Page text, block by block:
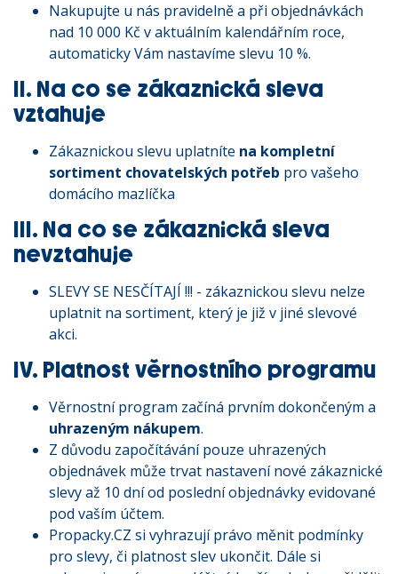
Nakupujte u nás pravidelně a při objednávkách
nad 10 000 Kč v aktuálním kalendářním roce,
automaticky Vám nastavíme slevu 10 %.
II. Na co se zákaznická sleva
vztahuje
Zákaznickou slevu uplatníte na kompletní
sortiment chovatelských potřeb pro vašeho
domácího mazlíčka
III. Na co se zákaznická sleva
nevztahuje
SLEVY SE NESČÍTAJÍ !!! - zákaznickou slevu nelze
uplatnit na sortiment, který je již v jiné slevové
akci.
IV. Platnost věrnostního programu
Věrnostní program začíná prvním dokončeným a
uhrazeným nákupem.
Z důvodu započítávání pouze uhrazených
objednávek může trvat nastavení nové zákaznické
slevy až 10 dní od poslední objednávky evidované
pod vaším účtem.
Propacky.CZ si vyhrazují právo měnit podmínky
pro slevy, či platnost slev ukončit. Dále si